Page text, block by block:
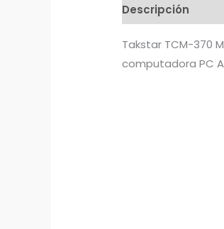
Descripción
Takstar TCM-370
computadora PC